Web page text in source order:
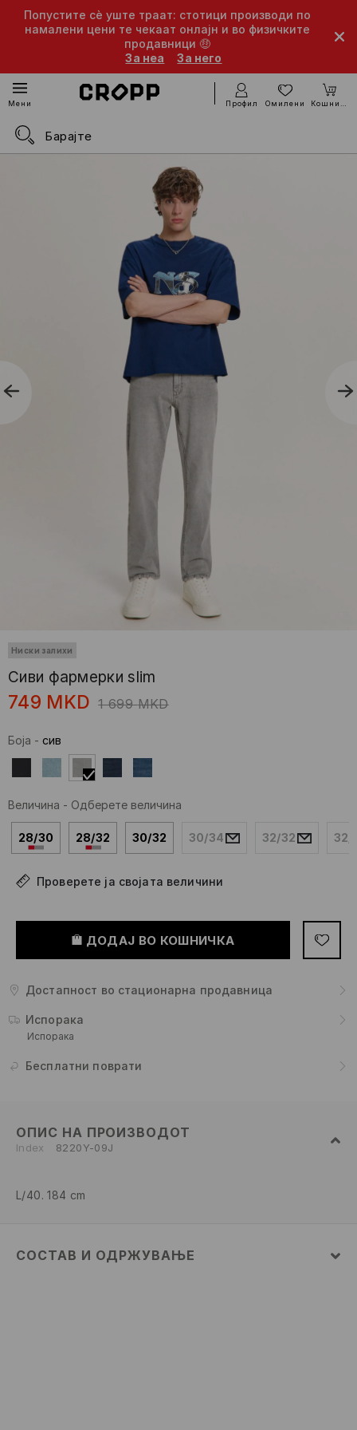
Попустите сè уште траат: стотици производи по
намалени цени те чекаат онлајн и во физичките
продавници 🤑
За неа
За него
Мени Профил Омилени Кошничка
Ниски залихи
Сиви фармерки slim
749 MKD 1 699 MKD
Боја - сив
Величина - Одберете величина
28/30 28/32 30/32 30/34 32/32 32/
Проверете ја својата величини
ДОДАЈ ВО КОШНИЧКА
Достапност во стационарна продавница
Испорака
Испорака
Бесплатни поврати
ОПИС НА ПРОИЗВОДОТ
Index 8220Y-09J
L/40. 184 cm
СОСТАВ И ОДРЖУВАЊЕ